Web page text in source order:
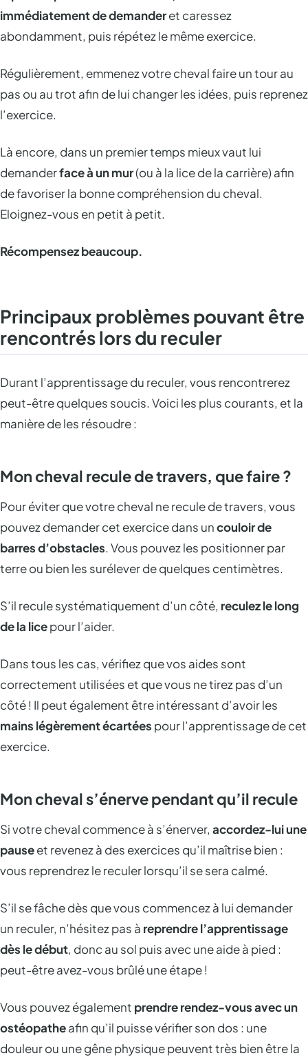
immédiatement de demanderet caressez
abondamment, puis répétez le même exercice.
Régulièrement, emmenez votre cheval faire un tour au
pas ou au trot afin de lui changer les idées, puis reprenez
l’exercice.
Là encore, dans un premier temps mieux vaut lui
demanderface à un mur(ou à la lice de la carrière) afin
de favoriser la bonne compréhension du cheval.
Eloignez-vous en petit à petit.
Récompensez beaucoup.
Principaux problèmes pouvant être
rencontrés lors du reculer
Durant l’apprentissage du reculer, vous rencontrerez
peut-être quelques soucis. Voici les plus courants, et la
manière de les résoudre :
Mon cheval recule de travers, que faire ?
Pour éviter que votre cheval ne recule de travers, vous
pouvez demander cet exercice dans uncouloir de
barres d’obstacles. Vous pouvez les positionner par
terre ou bien les surélever de quelques centimètres.
S’il recule systématiquement d’un côté, reculez le long
de la licepour l’aider.
Dans tous les cas, vérifiez que vos aides sont
correctement utilisées et que vous ne tirez pas d’un
côté ! Il peut également être intéressant d’avoir les
mains légèrement écartées pour l’apprentissage de cet
exercice.
Mon cheval s’énerve pendant qu’il recule
Si votre cheval commence à s’énerver, accordez-lui une
pauseet revenez à des exercices qu’il maîtrise bien :
vous reprendrez le reculer lorsqu’il se sera calmé.
S’il se fâche dès que vous commencez à lui demander
un reculer, n’hésitez pas à reprendre l’apprentissage
dès le début, donc au sol puis avec une aide à pied :
peut-être avez-vous brûlé une étape !
Vous pouvez également prendre rendez-vous avec un
ostéopatheafin qu’il puisse vérifier son dos : une
douleur ou une gêne physique peuvent très bien être la